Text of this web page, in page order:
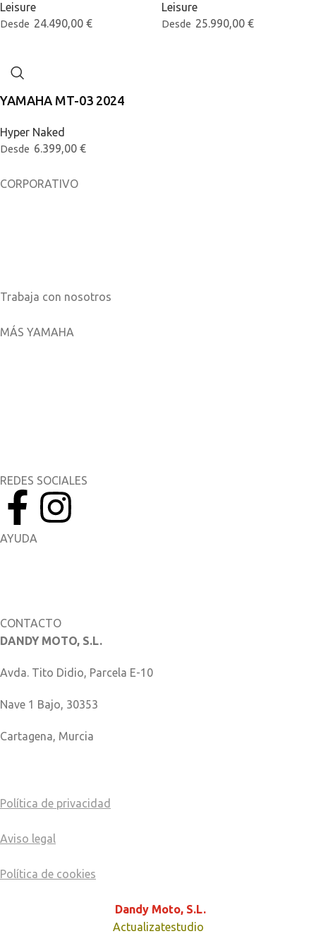
Leisure
Desde 24.490,00 €
Leisure
Desde 25.990,00 €
YAMAHA MT-03 2024
Hyper Naked
Desde 6.399,00 €
CORPORATIVO
Trabaja con nosotros
MÁS YAMAHA
REDES SOCIALES
AYUDA
CONTACTO
DANDY MOTO, S.L.
Avda. Tito Didio, Parcela E-10
Nave 1 Bajo, 30353
Cartagena, Murcia
Política de privacidad
Aviso legal
Política de cookies
Dandy Moto, S.L.
Actualizatestudio